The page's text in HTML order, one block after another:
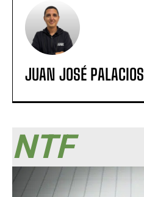
JUAN JOSÉ PALACIOS
NTF